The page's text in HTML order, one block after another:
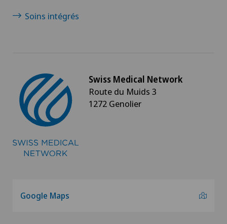
Soins intégrés
Swiss Medical Network
Route du Muids 3
1272 Genolier
Google Maps